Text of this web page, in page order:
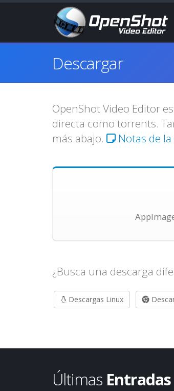
Descargar
OpenShot Video Editor
directa como torrents.
más abajo.
Notas de
¿Busca una descarga
Descargas Linux
Últimas Entradas